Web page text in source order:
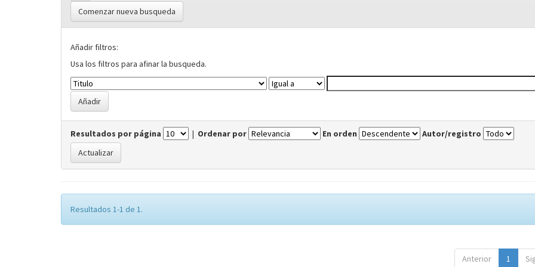
Comenzar nueva busqueda
Añadir filtros:
Usa los filtros para afinar la busqueda.
Resultados por página | Ordenar por En orden Autor/registro
Resultados 1-1 de 1.
Anterior 1